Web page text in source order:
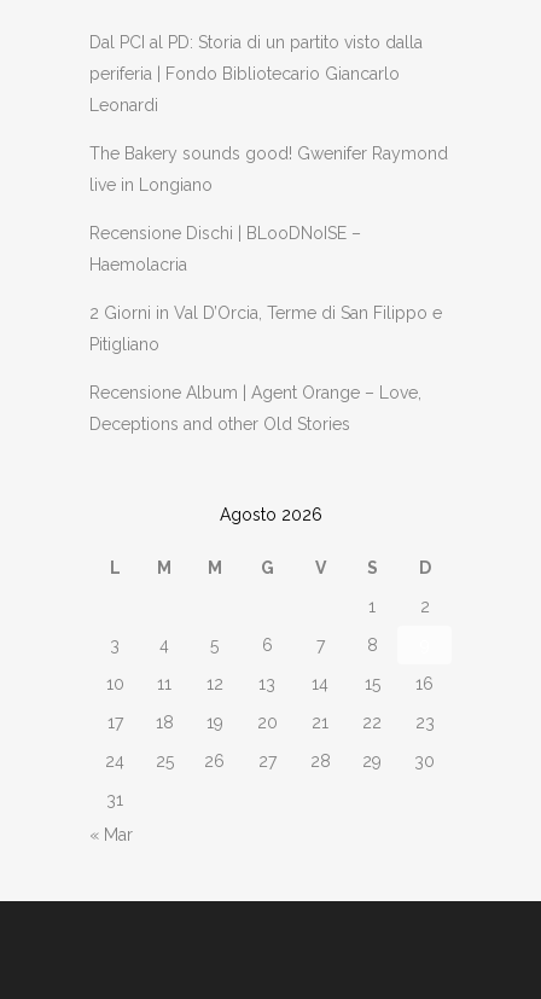
Dal PCI al PD: Storia di un partito visto dalla
periferia | Fondo Bibliotecario Giancarlo
Leonardi
The Bakery sounds good! Gwenifer Raymond
live in Longiano
Recensione Dischi | BLooDNoISE –
Haemolacria
2 Giorni in Val D’Orcia, Terme di San Filippo e
Pitigliano
Recensione Album | Agent Orange – Love,
Deceptions and other Old Stories
Agosto 2026
L M M G V S
D
1
2
3
4 5 6 7 8
10
11 12 13 14 15
16
17
18 19 20 21 22
23
24
25 26 27 28 29
30
31
« Mar